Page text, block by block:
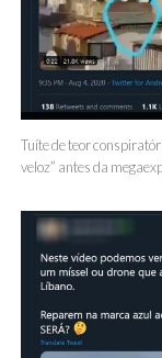
Tuíte de teor
veloz” antes da